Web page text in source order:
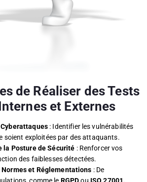
de Réaliser des Tests
et Externes
: Identifier les vulnérabilités
soient exploitées par des attaquants.
la Posture de Sécurité : Renforcer vos
des faiblesses détectées.
et Réglementations : De